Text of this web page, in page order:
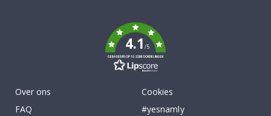
4.1/5
GEBASEERD OP 1022 BEOORDELINGEN
Over ons
FAQ
Cookies
#yesnamly